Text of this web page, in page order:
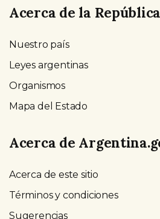
Acerca de la
Nuestro país
Leyes argentinas
Organismos
Mapa del Estado
Acerca de
Acerca de este sitio
Términos y condiciones
Sugerencias